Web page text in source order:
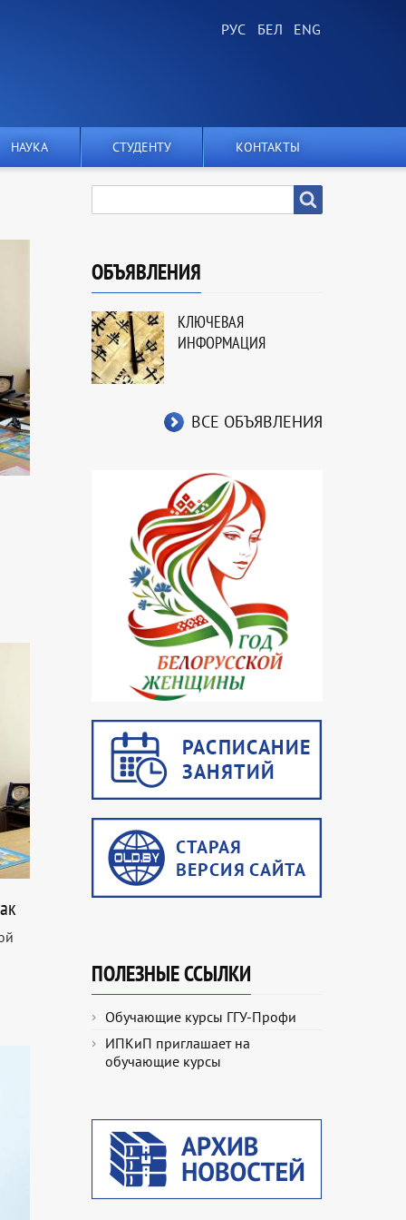
НАУКА СТУДЕНТУ КОНТАКТЫ
ОБЪЯВЛЕНИЯ
КЛЮЧЕВАЯ
ИНФОРМАЦИЯ
ВСЕ ОБЪЯВЛЕНИЯ
ПОЛЕЗНЫЕ ССЫЛКИ
Обучающие курсы ГГУ-Профи
ИПКиП приглашает на
обучающие курсы